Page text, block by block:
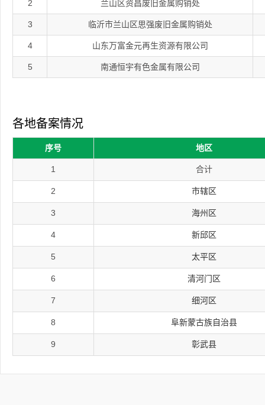
2 兰山区资昌废旧金属购销处
3 临沂市兰山区思强废旧金属购销处
4 山东万富金元再生资源有限公司
5 南通恒宇有色金属有限公司
各地备案情况
序号 地区
1 合计
2 市辖区
3 海州区
4 新邱区
5 太平区
6 清河门区
7 细河区
8 阜新蒙古族自治县
9 彰武县